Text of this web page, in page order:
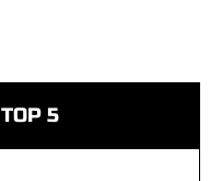
TOP 5